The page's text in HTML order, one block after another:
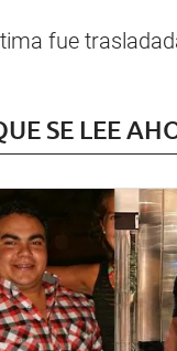
fue
SE LEE